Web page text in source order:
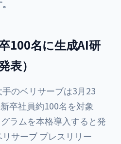
100名に生成AI研
表）
のベリサーブは3月23
卒社員約100名を対象
ラムを本格導入すると発
リサーブ プレスリリー